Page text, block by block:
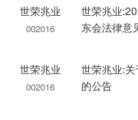
世荣兆业
002016
世荣兆业
东会法律意
世荣兆业
002016
世荣兆业:
的公告